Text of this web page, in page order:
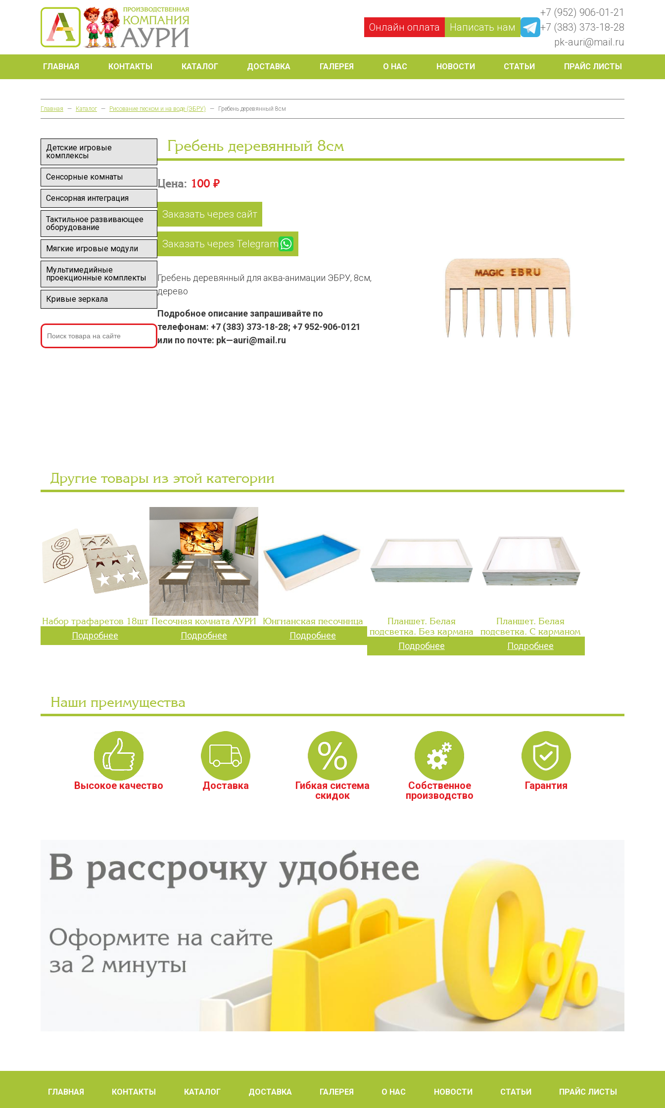
Онлайн оплата Написать нам
+7 (952) 906-01-21
+7 (383) 373-18-28
pk-auri@mail.ru
ГЛАВНАЯ КОНТАКТЫ КАТАЛОГ ДОСТАВКА ГАЛЕРЕЯ О НАС НОВОСТИ СТАТЬИ ПРАЙС ЛИСТЫ
Главная — Каталог — Рисование песком и на воде (ЭБРУ) — Гребень деревянный 8см
Детские игровые
комплексы
Сенсорные комнаты
Сенсорная интеграция
Тактильное развивающее
оборудование
Мягкие игровые модули
Мультимедийные
проекционные комплекты
Кривые зеркала
Гребень деревянный 8см
Цена: 100 ₽
Заказать через сайт
Заказать через Telegram
Гребень деревянный для аква-анимации ЭБРУ, 8см,
дерево
Подробное описание запрашивайте по
телефонам: +7 (383) 373-18-28; +7 952-906-0121
или по почте: pk—auri@mail.ru
Другие товары из этой категории
Набор трафаретов 18шт
Подробнее
Песочная комната АУРИ
Подробнее
Юнгианская песочница
Подробнее
Планшет. Белая
подсветка. Без кармана
Подробнее
Планшет. Белая
подсветка. С карманом
Подробнее
Наши преимущества
Высокое качество Доставка
Гибкая система
скидок
Собственное
производство
Гарантия
ГЛАВНАЯ КОНТАКТЫ КАТАЛОГ ДОСТАВКА ГАЛЕРЕЯ О НАС НОВОСТИ СТАТЬИ ПРАЙС ЛИСТЫ